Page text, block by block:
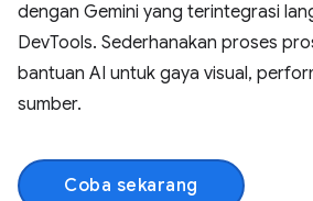
dengan Gemini yang terintegrasi
DevTools. Sederhanakan proses
bantuan AI untuk gaya visual,
sumber.
Coba sekarang